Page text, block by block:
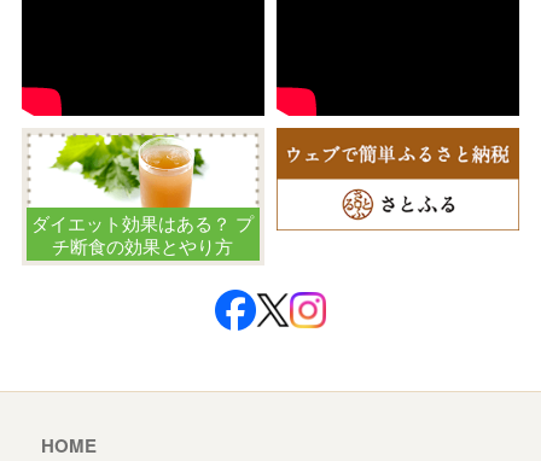
ダイエット効果はある？ プ
チ断食の効果とやり方
HOME